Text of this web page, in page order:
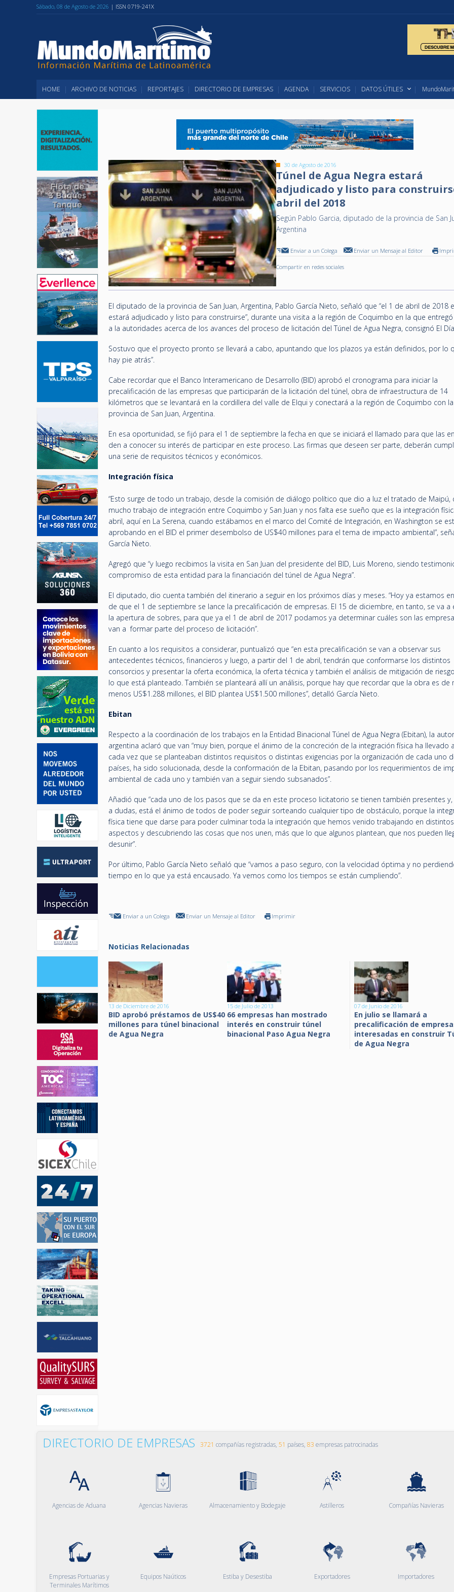
Sábado, 08 de Agosto de 2026 | ISSN 0719-241X
HOME ARCHIVO DE NOTICIAS REPORTAJES DIRECTORIO DE EMPRESAS AGENDA SERVICIOS DATOS ÚTILES
30 de Agosto de 2016
Túnel de Agua Negra estará
adjudicado y listo para
abril del 2018
Según Pablo Garcia, diputado de la provincia de San
Argentina
Enviar a un Colega Enviar un Mensaje al Editor
Compartir en redes sociales
El diputado de la provincia de San Juan, Argentina, Pablo García Nieto, señaló que “el 1 de abril de 2018
estará adjudicado y listo para construirse”, durante una visita a la región de Coquimbo en la que
a la autoridades acerca de los avances del proceso de licitación del Túnel de Agua Negra, consignó El
Sostuvo que el proyecto pronto se llevará a cabo, apuntando que los plazos ya están definidos, por lo
hay pie atrás”.
Cabe recordar que el Banco Interamericano de Desarrollo (BID) aprobó el cronograma para iniciar la
precalificación de las empresas que participarán de la licitación del túnel, obra de infraestructura de 14
kilómetros que se levantará en la cordillera del valle de Elqui y conectará a la región de Coquimbo con la
provincia de San Juan, Argentina.
En esa oportunidad, se fijó para el 1 de septiembre la fecha en que se iniciará el llamado para que las
den a conocer su interés de participar en este proceso. Las firmas que deseen ser parte, deberán
una serie de requisitos técnicos y económicos.
Integración física
“Esto surge de todo un trabajo, desde la comisión de diálogo político que dio a luz el tratado de Maipú,
mucho trabajo de integración entre Coquimbo y San Juan y nos falta ese sueño que es la integración
abril, aquí en La Serena, cuando estábamos en el marco del Comité de Integración, en Washington se
aprobando en el BID el primer desembolso de US$40 millones para el tema de impacto ambiental”,
García Nieto.
Agregó que “y luego recibimos la visita en San Juan del presidente del BID, Luis Moreno, siendo
compromiso de esta entidad para la financiación del túnel de Agua Negra”.
El diputado, dio cuenta también del itinerario a seguir en los próximos días y meses. “Hoy ya estamos
de que el 1 de septiembre se lance la precalificación de empresas. El 15 de diciembre, en tanto, se va a
la apertura de sobres, para que ya el 1 de abril de 2017 podamos ya determinar cuáles son las
van a formar parte del proceso de licitación”.
En cuanto a los requisitos a considerar, puntualizó que “en esta precalificación se van a observar sus
antecedentes técnicos, financieros y luego, a partir del 1 de abril, tendrán que conformarse los distintos
consorcios y presentar la oferta económica, la oferta técnica y también el análisis de mitigación de
lo que está planteado. También se planteará allí un análisis, porque hay que recordar que la obra es de
menos US$1.288 millones, el BID plantea US$1.500 millones”, detalló García Nieto.
Ebitan
Respecto a la coordinación de los trabajos en la Entidad Binacional Túnel de Agua Negra (Ebitan), la
argentina aclaró que van “muy bien, porque el ánimo de la concreción de la integración física ha llevado
cada vez que se planteaban distintos requisitos o distintas exigencias por la organización de cada uno
países, ha sido solucionada, desde la conformación de la Ebitan, pasando por los requerimientos de
ambiental de cada uno y también van a seguir siendo subsanados”.
Añadió que “cada uno de los pasos que se da en este proceso licitatorio se tienen también presentes y,
a dudas, está el ánimo de todos de poder seguir sorteando cualquier tipo de obstáculo, porque la
física tiene que darse para poder culminar toda la integración que hemos venido trabajando en distintos
aspectos y descubriendo las cosas que nos unen, más que lo que algunos plantean, que nos pueden
desunir”.
Por último, Pablo García Nieto señaló que “vamos a paso seguro, con la velocidad óptima y no
tiempo en lo que ya está encausado. Ya vemos como los tiempos se están cumpliendo”.
Enviar a un Colega Enviar un Mensaje al Editor Imprimir
Noticias Relacionadas
13 de Diciembre de 2016
BID aprobó préstamos de US$40
millones para túnel binacional
de Agua Negra
15 de Julio de 2013
66 empresas han mostrado
interés en construir túnel
binacional Paso Agua Negra
07 de Junio de 2016
En julio se llamará a
precalificación de
interesadas en construir
de Agua Negra
DIRECTORIO DE EMPRESAS 3721 compañías registradas, 51 países, 83 empresas patrocinadas
Agencias de Aduana Agencias Navieras Almacenamiento y Bodegaje Astilleros Compañías Navieras
Empresas Portuarias y
Terminales Marítimos
Equipos Naúticos Estiba y Desestiba Exportadores Importadores